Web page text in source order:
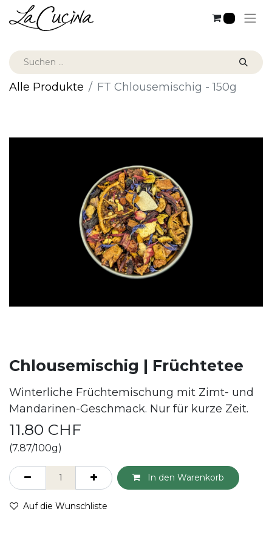
Alle Produkte FT Chlousemischig - 150g
Chlousemischig | Früchtetee
Winterliche Früchtemischung mit Zimt- und
Mandarinen-Geschmack. Nur für kurze Zeit.
11.80 CHF
(7.87/100g)
In den Warenkorb
Auf die Wunschliste